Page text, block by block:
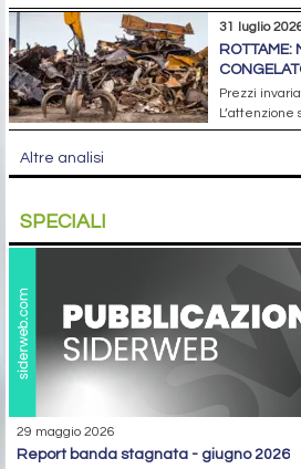
31 luglio
ROTTAME:
Prezzi
L’attenzione
Altre analisi
SPECIALI
29 maggio 2026
report banda stagnata - giugno 2026